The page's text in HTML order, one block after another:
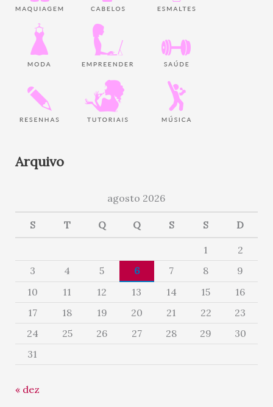
Arquivo
agosto 2026
S T Q Q S S D
1
2
3
4 5 6 7 8
9
10
11 12 13 14 15
16
17
18 19 20 21 22
23
24
25 26 27 28 29
30
31
« dez